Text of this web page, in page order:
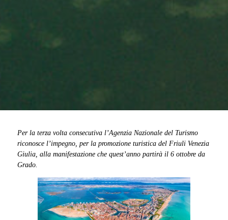
Per la terza volta consecutiva l’Agenzia Nazionale del Turismo
riconosce l’impegno, per la promozione turistica del Friuli Venezia
Giulia, alla manifestazione che quest’anno partirà il 6 ottobre da
Grado.